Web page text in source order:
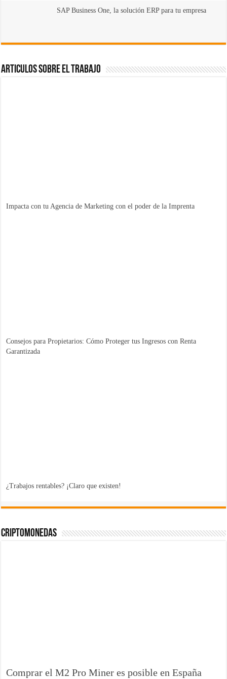
SAP Business One, la solución ERP para tu empresa
Articulos sobre el Trabajo
Impacta con tu Agencia de Marketing con el poder de la Imprenta
Consejos para Propietarios: Cómo Proteger tus Ingresos con Renta
Garantizada
¿Trabajos rentables? ¡Claro que existen!
Criptomonedas
Comprar el M2 Pro Miner es posible en España